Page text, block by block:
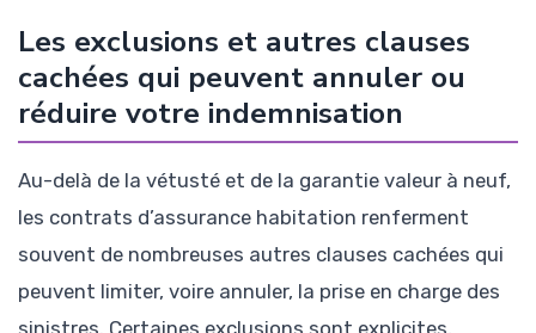
Les exclusions et autres clauses
cachées qui peuvent annuler ou
réduire votre indemnisation
Au-delà de la vétusté et de la garantie valeur à neuf,
les contrats d’assurance habitation renferment
souvent de nombreuses autres clauses cachées qui
peuvent limiter, voire annuler, la prise en charge des
sinistres. Certaines exclusions sont explicites,